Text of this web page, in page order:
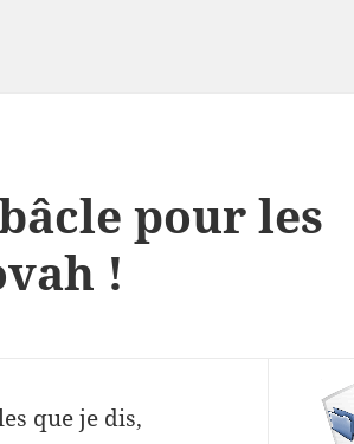
pour les
!
que je dis,